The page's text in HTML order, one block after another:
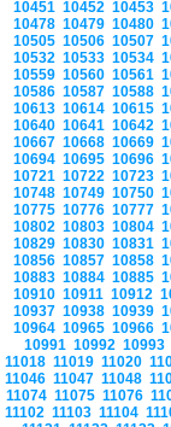
10451 10452 10453
10478 10479 10480
10505 10506 10507
10532 10533 10534
10559 10560 10561
10586 10587 10588
10613 10614 10615
10640 10641 10642
10667 10668 10669
10694 10695 10696
10721 10722 10723
10748 10749 10750
10775 10776 10777
10802 10803 10804
10829 10830 10831
10856 10857 10858
10883 10884 10885
10910 10911 10912
10937 10938 10939
10964 10965 10966
10991 10992 10993
11018 11019 11020
11046 11047 11048
11074 11075 11076
11102 11103 11104